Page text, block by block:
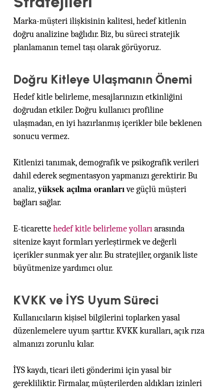
Marka-müşteri ilişkisinin kalitesi, hedef kitlenin
doğru analizine bağlıdır. Biz, bu süreci stratejik
planlamanın temel taşı olarak görüyoruz.
Doğru Kitleye Ulaşmanın Önemi
Hedef kitle belirleme, mesajlarınızın etkinliğini
doğrudan etkiler. Doğru kullanıcı profiline
ulaşmadan, en iyi hazırlanmış içerikler bile beklenen
sonucu vermez.
Kitlenizi tanımak, demografik ve psikografik verileri
dahil ederek segmentasyon yapmanızı gerektirir. Bu
analiz,yüksek açılma oranlarıve güçlü müşteri
bağları sağlar.
E-ticarettehedef kitle belirleme yollarıarasında
sitenize kayıt formları yerleştirmek ve değerli
içerikler sunmak yer alır. Bu stratejiler, organik liste
büyütmenize yardımcı olur.
KVKK ve İYS Uyum Süreci
Kullanıcıların kişisel bilgilerini toplarken yasal
düzenlemelere uyum şarttır. KVKK kuralları, açık rıza
almanızı zorunlu kılar.
İYS kaydı, ticari ileti gönderimi için yasal bir
gerekliliktir. Firmalar, müşterilerden aldıkları izinleri